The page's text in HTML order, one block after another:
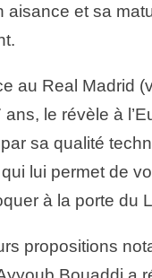
aisance et sa
au Real Madrid
le révèle à
sa qualité
lui permet de
à la porte du
propositions